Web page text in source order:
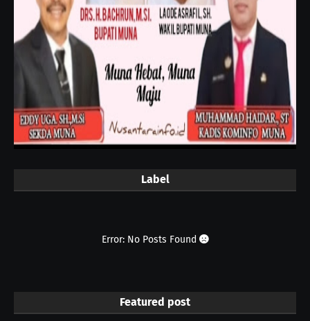
Label
Error: No Posts Found
Featured post